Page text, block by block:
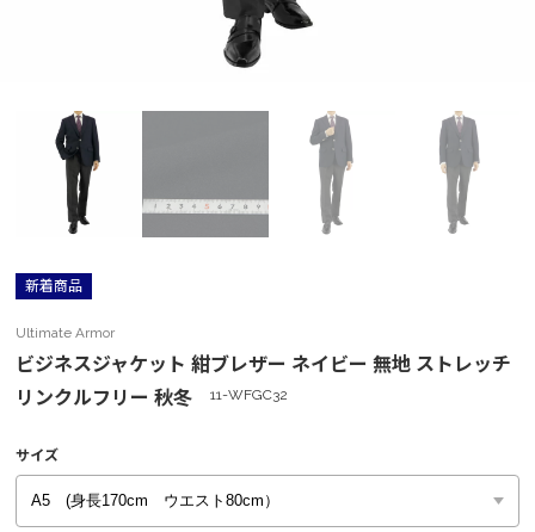
新着商品
Ultimate Armor
ビジネスジャケット 紺ブレザー ネイビー 無地 ストレッチ
リンクルフリー 秋冬
11-WFGC32
サイズ